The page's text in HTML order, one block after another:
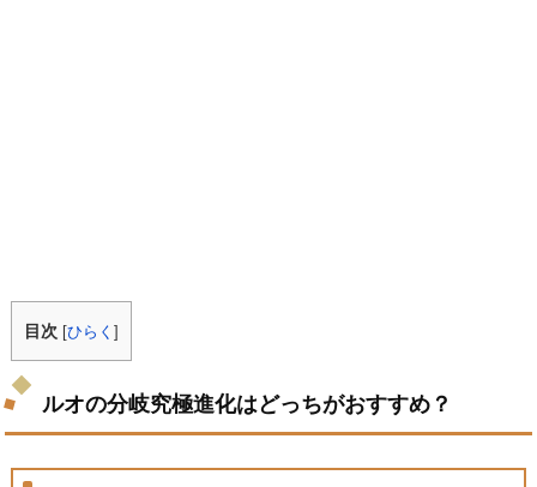
目次 [ひらく]
ルオの分岐究極進化はどっちがおすすめ？